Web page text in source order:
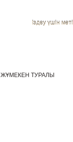
Іздеу үшін
ЖҰМЕКЕН ТУРАЛЫ